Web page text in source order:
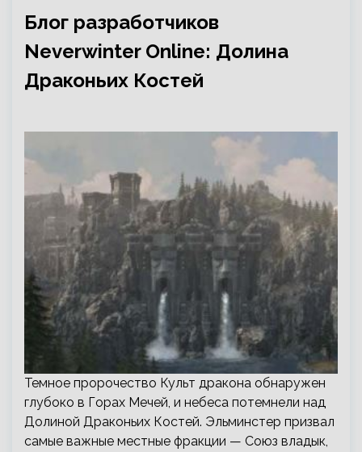
Блог разработчиков
Neverwinter Online: Долина
Драконьих Костей
Темное пророчество Культ дракона обнаружен
глубоко в Горах Мечей, и небеса потемнели над
Долиной Драконьих Костей. Эльминстер призвал
самые важные местные фракции — Союз владык,